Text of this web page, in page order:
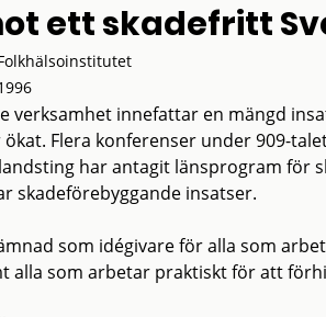
ett skadefritt
verksamhet innefattar en mängd
Flera konferenser under 909-
har antagit länsprogram för
skadeförebyggande insatser.
som idégivare för alla som
alla som arbetar praktiskt för att